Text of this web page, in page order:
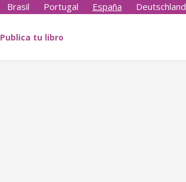
Brasil Portugal España Deutschland
Publica tu libro